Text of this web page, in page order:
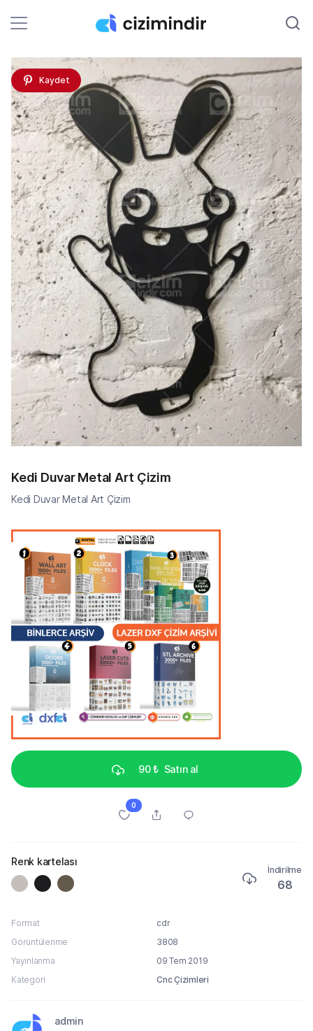
Kaydet
Kedi Duvar Metal Art Çizim
Kedi Duvar Metal Art Çizim
90 ₺ Satın al
0
Renk kartelası
İndirilme
68
Format
cdr
Görüntülenme
3808
Yayınlanma
09 Tem 2019
Kategori
Cnc Çizimleri
admin